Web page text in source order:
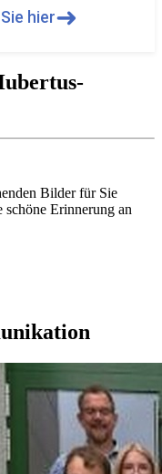
hier➜
Bilder für Sie
Erinnerung an